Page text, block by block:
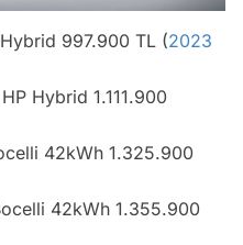
997.900 TL (2023
Hybrid 1.111.900
42kWh 1.325.900
42kWh 1.355.900